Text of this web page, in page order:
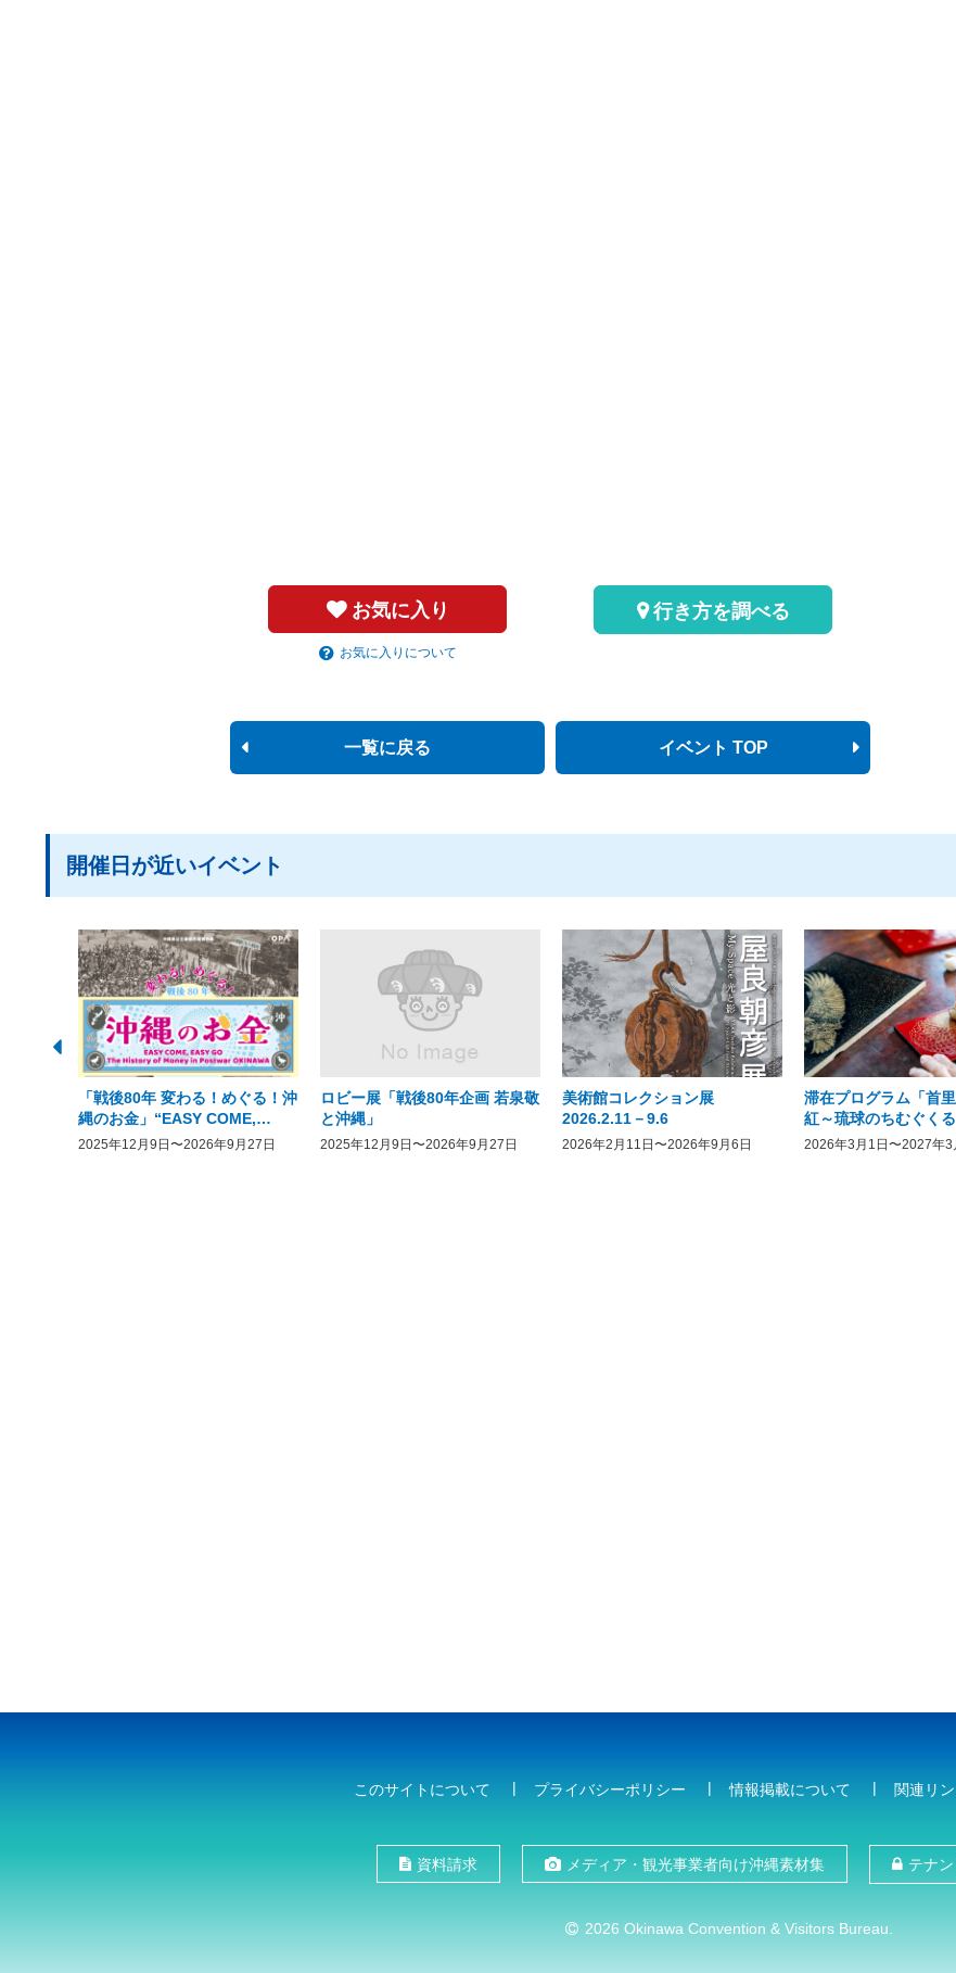
お気に入り
お気に入りについて
行き方を調べる
一覧に戻る イベント TOP
開催日が近いイベント
「戦後80年 変わる！めぐる！沖
縄のお金」“EASY COME,
EASY GO － The History of
2025年12月9日〜2026年9月27日
ロビー展「戦後80年企画 若泉敬
と沖縄」
2025年12月9日〜2026年9月27日
美術館コレクション展
2026.2.11－9.6
2026年2月11日〜2026年9月6日
滞在プログラム「首
紅～琉球のちむぐくる
2026年3月1日〜2027年3
このサイトについて プライバシーポリシー 情報掲載について 関連リン
資料請求 メディア・観光事業者向け沖縄素材集 テナ
2026 Okinawa Convention & Visitors Bureau.